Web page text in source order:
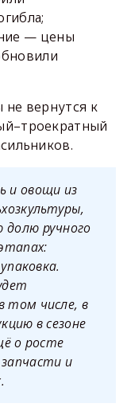
— цены
вернутся к
и овощи из
ручного
том числе, в
в сезоне
о росте
и